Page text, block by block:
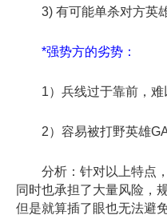
3) 有可能单杀对方英
*强势方的劣势：
1）兵线过于靠前，难
2）容易被打野英雄
分析：针对以上特点，
同时也承担了大量风险，
但是就算插了眼也无法避